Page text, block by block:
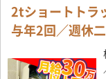
2tショートトラ
与年2回／週休